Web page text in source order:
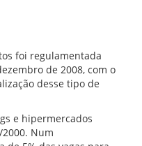
foi regulamentada
de 2008, com o
desse tipo de
e hipermercados
Num